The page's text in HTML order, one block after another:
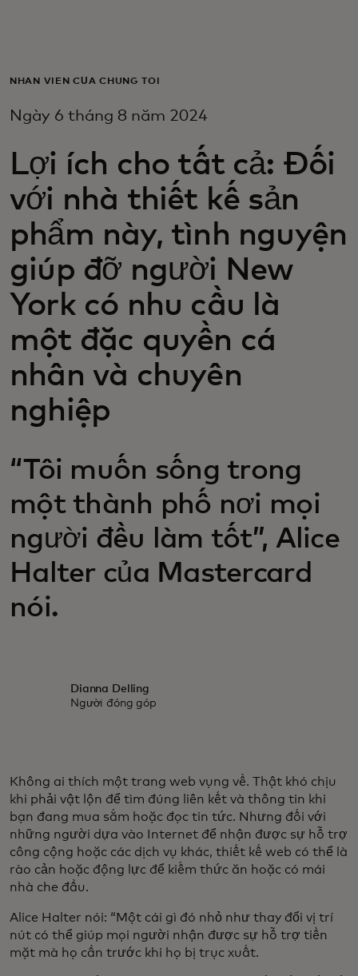
Dành cho doanh nghiệp
Dành cho nhà đổi mới
Tin tức và xu hướng
NHÂN VIÊN CỦA CHÚNG TÔI
Ngày 6 tháng 8 năm 2024
Lợi ích cho tất cả: Đối
với nhà thiết kế sản
phẩm này, tình nguyện
giúp đỡ người New
York có nhu cầu là
một đặc quyền cá
nhân và chuyên
nghiệp
“Tôi muốn sống trong
một thành phố nơi mọi
người đều làm tốt”, Alice
Halter của Mastercard
nói.
Dianna Delling
Người đóng góp
Không ai thích một trang web vụng về. Thật khó chịu
khi phải vật lộn để tìm đúng liên kết và thông tin khi
bạn đang mua sắm hoặc đọc tin tức. Nhưng đối với
những người dựa vào Internet để nhận được sự hỗ trợ
công cộng hoặc các dịch vụ khác, thiết kế web có thể là
rào cản hoặc động lực để kiếm thức ăn hoặc có mái
nhà che đầu.
Alice Halter nói: “Một cái gì đó nhỏ như thay đổi vị trí
nút có thể giúp mọi người nhận được sự hỗ trợ tiền
mặt mà họ cần trước khi họ bị trục xuất.